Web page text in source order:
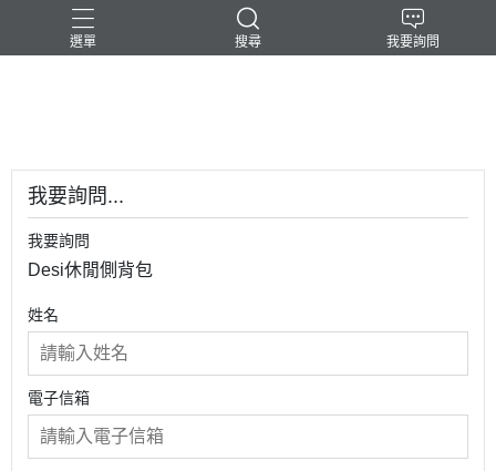
選單 搜尋 我要詢問
我要詢問...
我要詢問
Desi休閒側背包
姓名
電子信箱